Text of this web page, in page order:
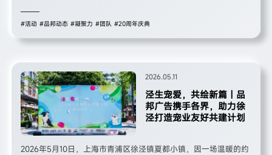
伴及优秀员工家属，共忆二十载深耕之路，一场兼具温度、格局与
#活动 #品邦动态 #凝聚力 #团队 #20周年庆典
2026.05.11
泾生宠爱，共绘新篇｜品
邦广告携手各界，助力徐
泾打造宠业友好共建计划
2026年5月10日，上海市青浦区徐泾镇夏都小镇，因一场温暖的约